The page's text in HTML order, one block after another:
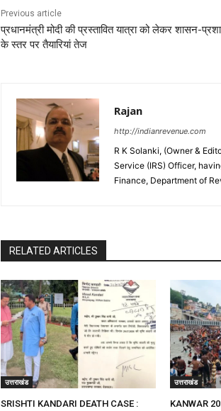
Previous article
प्रधानमंत्री मोदी की प्रस्तावित यात्रा को लेकर शासन-
के स्तर पर तैयारियां तेज
Rajan
http://indianrevenue.com
R K Solanki, (Owner &
Service (IRS) Officer,
Finance, Department of
RELATED ARTICLES
उत्तराखंड
SRISHTI KANDARI DEATH CASE :
उत्तराखंड
KANWAR